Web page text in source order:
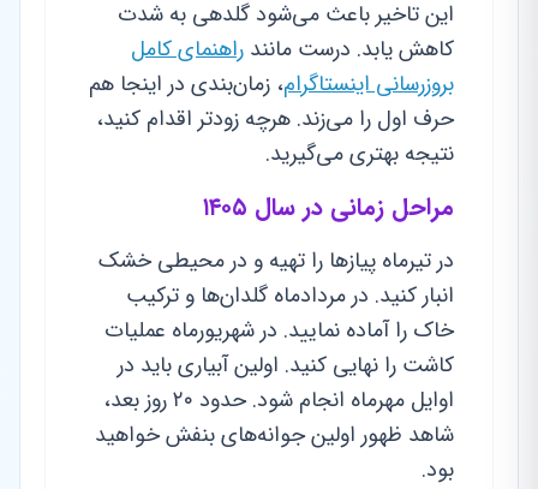
این تاخیر باعث می‌شود گلدهی به شدت
کاهش یابد. درست مانند راهنمای کامل
بروزرسانی اینستاگرام، زمان‌بندی در اینجا هم
حرف اول را می‌زند. هرچه زودتر اقدام کنید،
نتیجه بهتری می‌گیرید.
مراحل زمانی در سال ۱۴۰۵
در تیرماه پیازها را تهیه و در محیطی خشک
انبار کنید. در مردادماه گلدان‌ها و ترکیب
خاک را آماده نمایید. در شهریورماه عملیات
کاشت را نهایی کنید. اولین آبیاری باید در
اوایل مهرماه انجام شود. حدود ۲۰ روز بعد،
شاهد ظهور اولین جوانه‌های بنفش خواهید
بود.